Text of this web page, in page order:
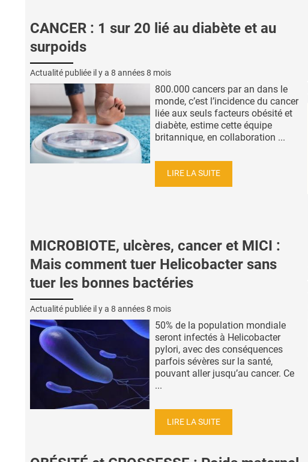
CANCER : 1 sur 20 lié au diabète et au
surpoids
Actualité publiée il y a 8 années 8 mois
800.000 cancers par an dans le
monde, c’est l’incidence du cancer
liée aux seuls facteurs obésité et
diabète, estime cette équipe
britannique, en collaboration ...
LIRE LA SUITE
MICROBIOTE, ulcères, cancer et MICI :
Mais comment tuer Helicobacter sans
tuer les bonnes bactéries
Actualité publiée il y a 8 années 8 mois
50% de la population mondiale
seront infectés à Helicobacter
pylori, avec des conséquences
parfois sévères sur la santé,
pouvant aller jusqu’au cancer. Ce
...
LIRE LA SUITE